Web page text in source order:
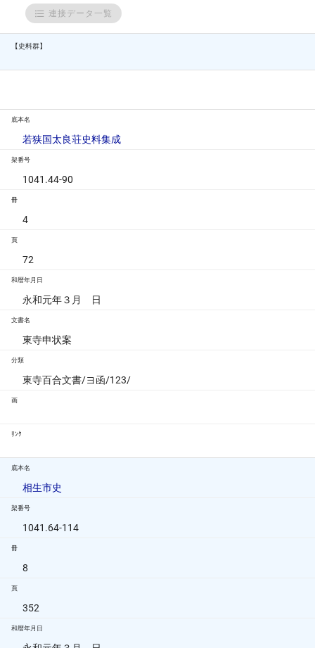
連接データ一覧
【史料群】
底本名
若狭国太良荘史料集成
架番号
1041.44-90
冊
4
頁
72
和暦年月日
永和元年３月 日
文書名
東寺申状案
分類
東寺百合文書/ヨ函/123/
画
ﾘﾝｸ
底本名
相生市史
架番号
1041.64-114
冊
8
頁
352
和暦年月日